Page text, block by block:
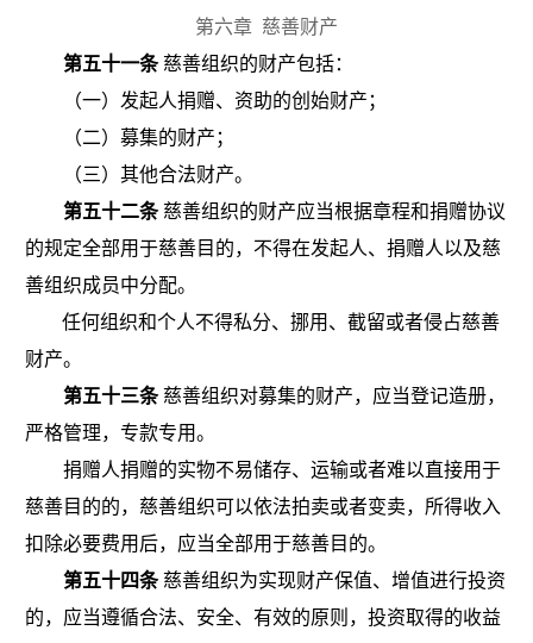
第六章 慈善财产
第五十一条 慈善组织的财产包括：
（一）发起人捐赠、资助的创始财产；
（二）募集的财产；
（三）其他合法财产。
第五十二条 慈善组织的财产应当根据章程和捐赠协议
的规定全部用于慈善目的，不得在发起人、捐赠人以及慈
善组织成员中分配。
任何组织和个人不得私分、挪用、截留或者侵占慈善
财产。
第五十三条慈善组织对募集的财产，应当登记造册，
严格管理，专款专用。
捐赠人捐赠的实物不易储存、运输或者难以直接用于
慈善目的的，慈善组织可以依法拍卖或者变卖，所得收入
扣除必要费用后，应当全部用于慈善目的。
第五十四条 慈善组织为实现财产保值、增值进行投资
的，应当遵循合法、安全、有效的原则，投资取得的收益